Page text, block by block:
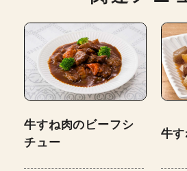
牛すね肉のビーフシ
チュー
牛